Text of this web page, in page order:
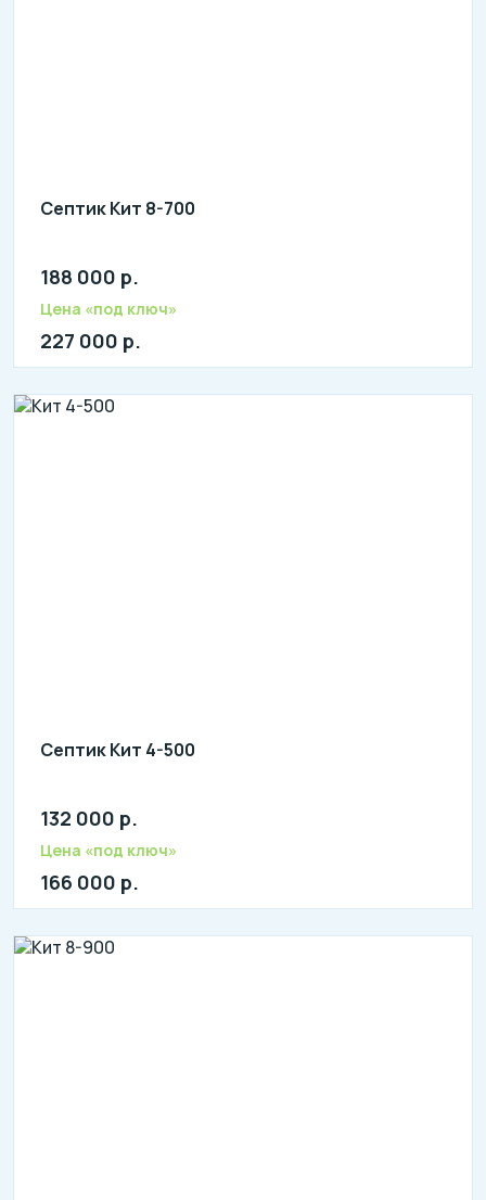
Септик Кит 8-700
Количество человек: 6-8
литров в сутки: 1600
188 000 р.
Цена «под ключ»
227 000 р.
Септик Кит 4-500
Количество человек: 2-4
литров в сутки: 800
132 000 р.
Цена «под ключ»
166 000 р.